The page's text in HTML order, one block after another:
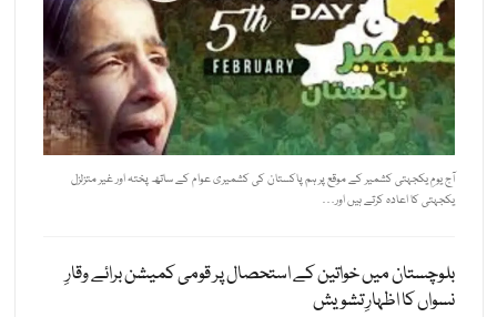
آج یومِ یکجہتی کشمیر کے موقع پر ہم پاکستان کی کشمیری عوام کے ساتھ پختہ اور غیر متزلزل
یکجہتی کا اعادہ کرتے ہیں اور…
بلوچستان میں خواتین کے استحصال پر قومی کمیشن برائے وقارِ
نسواں کا اظہارِ تشویش